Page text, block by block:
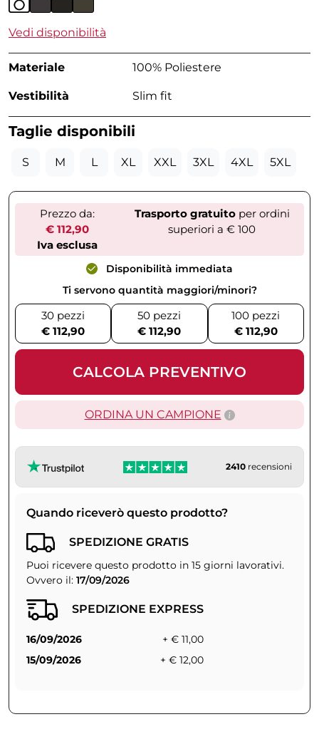
Vedi disponibilità
Materiale 100% Poliestere
Vestibilità Slim fit
Taglie disponibili
S M L XL XXL 3XL 4XL 5XL
Prezzo da:
€ 112,90
Iva esclusa
Trasporto gratuitoper ordini
superiori a € 100
Disponibilità immediata
Ti servono quantità maggiori/minori?
30 pezzi
€ 112,90
50 pezzi
€ 112,90
100 pezzi
€ 112,90
CALCOLA PREVENTIVO
ORDINA UN CAMPIONE
2410 recensioni
Quando riceverò questo prodotto?
SPEDIZIONE GRATIS
Puoi ricevere questo prodotto in 15 giorni lavorativi.
Ovvero il: 17/09/2026
SPEDIZIONE EXPRESS
16/09/2026
+ € 11,00
15/09/2026
+ € 12,00